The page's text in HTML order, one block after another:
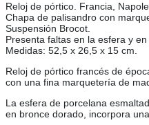
Reloj de pórtico. Francia,
Chapa de palisandro con
Suspensión Brocot.
Presenta faltas en la esfera y
Medidas: 52,5 x 26,5 x 15 cm.
Reloj de pórtico francés de
con una fina marquetería de
La esfera de porcelana
en bronce dorado, incorpora